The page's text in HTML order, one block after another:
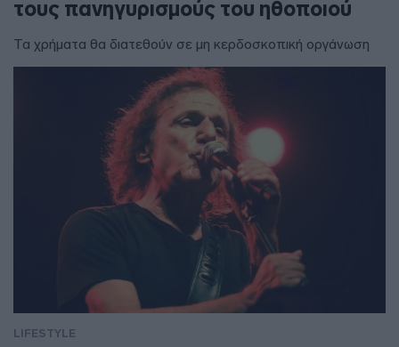
τους πανηγυρισμούς του ηθοποιού
Τα χρήματα θα διατεθούν σε μη κερδοσκοπική οργάνωση
LIFESTYLE